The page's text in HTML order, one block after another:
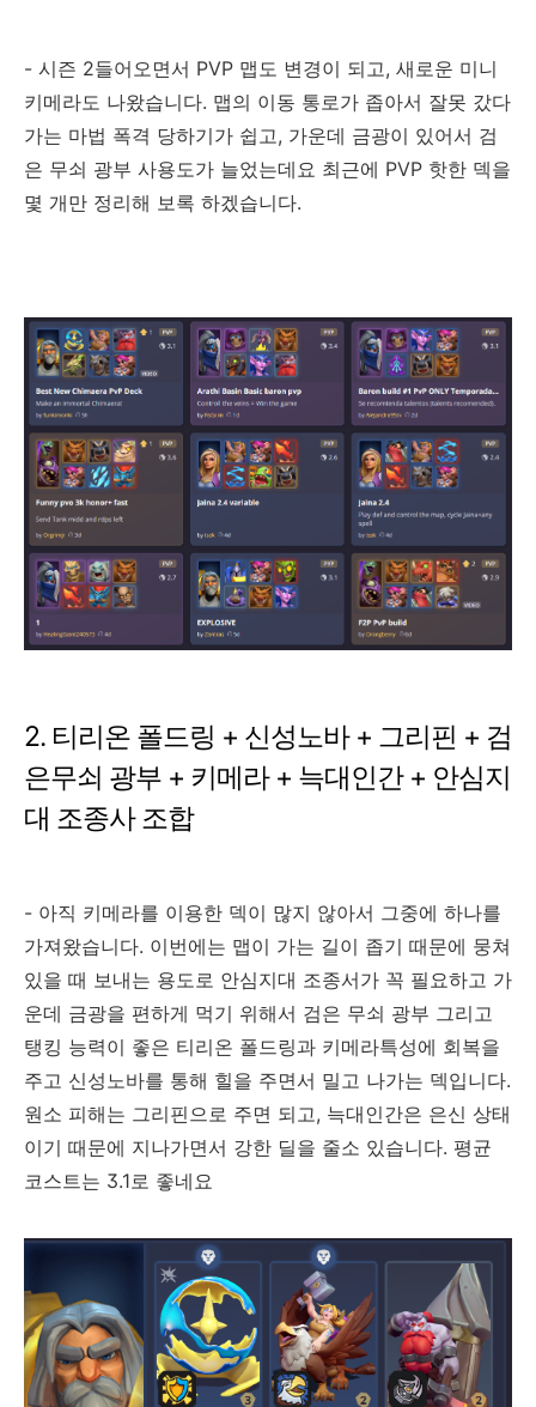
- 시즌 2들어오면서 PVP 맵도 변경이 되고, 새로운 미니
키메라도 나왔습니다. 맵의 이동 통로가 좁아서 잘못 갔다
가는 마법 폭격 당하기가 쉽고, 가운데 금광이 있어서 검
은 무쇠 광부 사용도가 늘었는데요 최근에 PVP 핫한 덱을
몇 개만 정리해 보록 하겠습니다.
2. 티리온 폴드링 + 신성노바 + 그리핀 + 검
은무쇠 광부 + 키메라 + 늑대인간 + 안심지
대 조종사 조합
- 아직 키메라를 이용한 덱이 많지 않아서 그중에 하나를
가져왔습니다. 이번에는 맵이 가는 길이 좁기 때문에 뭉쳐
있을 때 보내는 용도로 안심지대 조종서가 꼭 필요하고 가
운데 금광을 편하게 먹기 위해서 검은 무쇠 광부 그리고
탱킹 능력이 좋은 티리온 폴드링과 키메라특성에 회복을
주고 신성노바를 통해 힐을 주면서 밀고 나가는 덱입니다.
원소 피해는 그리핀으로 주면 되고, 늑대인간은 은신 상태
이기 때문에 지나가면서 강한 딜을 줄소 있습니다. 평균
코스트는 3.1로 좋네요